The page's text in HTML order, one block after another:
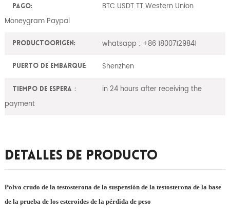
Pago:
BTC USDT TT Western Union
Moneygram Paypal
ProductoOrigen: whatsapp : +86 18007129841
Puerto de embarque: Shenzhen
Tiempo de espera：
in 24 hours after receiving the
payment
Detalles De Producto
Polvo crudo de la testosterona de la suspensión de la testosterona de la base
de la prueba de los esteroides de la pérdida de peso